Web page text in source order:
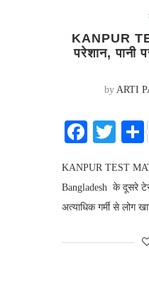
KANPUR
परेशान, पानी
by ARTI
KANPUR TEST
Bangladesh के दूसरे
अत्याधिक गर्मी से लोग